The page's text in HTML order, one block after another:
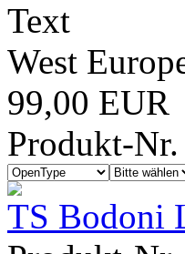
Text
West
99,00 EUR
Produkt-
TS Bodoni